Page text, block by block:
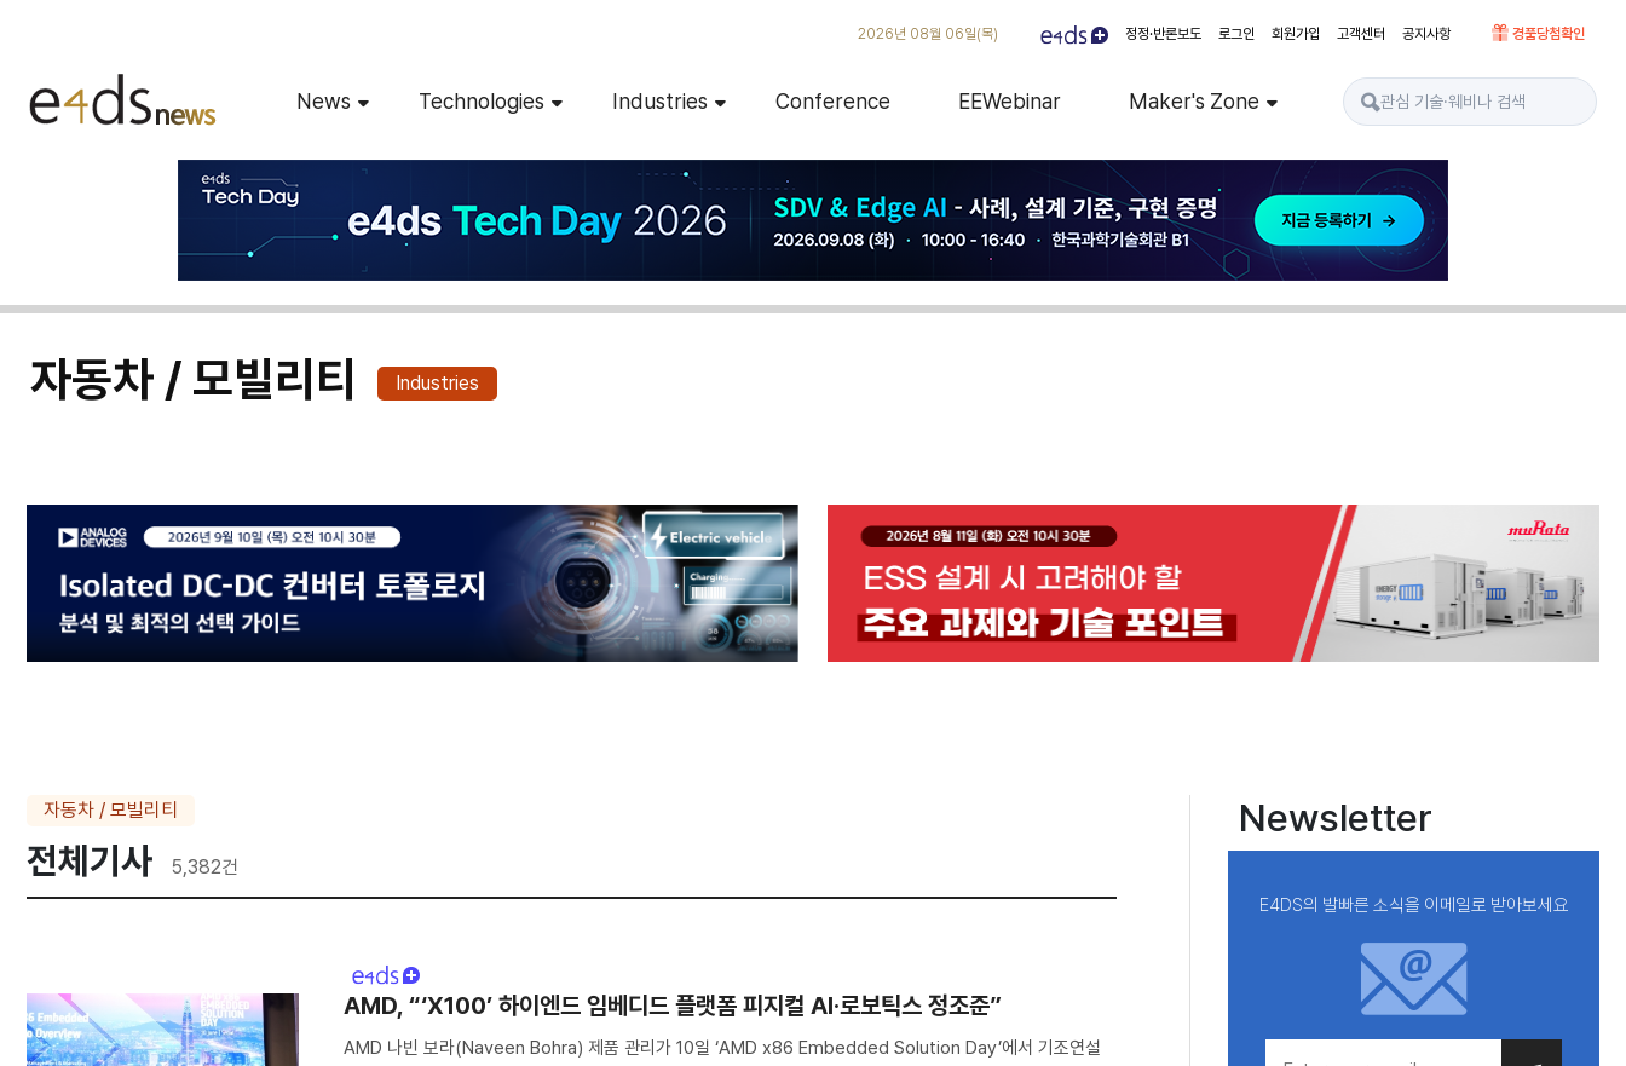
2026년 08월 06일(목) 정정·반론보도 로그인 회원가입 고객센터 공지사항 경품당첨확인
News Technologies Industries Conference EEWebinar Maker's Zone
자동차 / 모빌리티 Industries
자동차 / 모빌리티
전체기사 5,382건
AMD, “‘X100’ 하이엔드 임베디드 플랫폼 피지컬 AI·로보틱스 정조준”
AMD 나빈 보라(Naveen Bohra) 제품 관리가 10일 ‘AMD x86 Embedded Solution Day’에서 기조연설
Newsletter
E4DS의 발빠른 소식을 이메일로 받아보세요